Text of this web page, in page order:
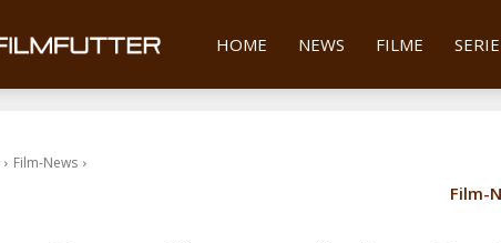
Filmfutter
HOME NEWS FILME
Film-News
Film-